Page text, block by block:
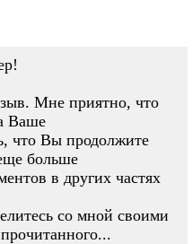
Мне приятно, что
Ваше
что Вы продолжите
больше
в других частях
со мной своими